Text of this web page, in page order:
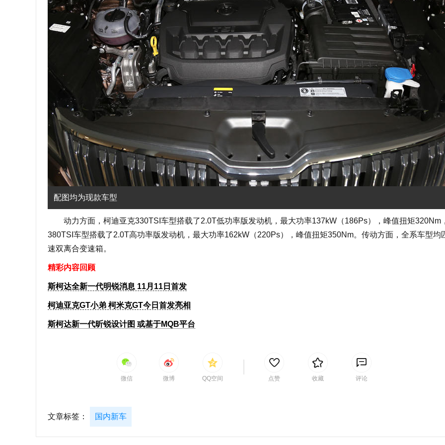
配图均为现款车型
动力方面，柯迪亚克330TSI车型搭载了2.0T低功率版发动机，最大功率137kW（186Ps），峰值扭矩320Nm
380TSI车型搭载了2.0T高功率版发动机，最大功率162kW（220Ps），峰值扭矩350Nm。传动方面，全系车型均
速双离合变速箱。
精彩内容回顾
斯柯达全新一代明锐消息 11月11日首发
柯迪亚克GT小弟 柯米克GT今日首发亮相
斯柯达新一代昕锐设计图 或基于MQB平台
微信 微博 QQ空间 点赞 收藏 评论
文章标签： 国内新车